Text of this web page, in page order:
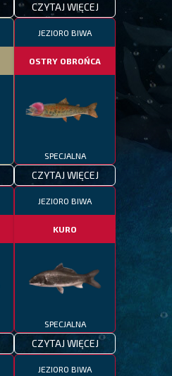
CZYTAJ WIĘCEJ
JEZIORO BIWA
OSTRY OBROŃCA
SPECJALNA
CZYTAJ WIĘCEJ
JEZIORO BIWA
KURO
SPECJALNA
CZYTAJ WIĘCEJ
JEZIORO BIWA